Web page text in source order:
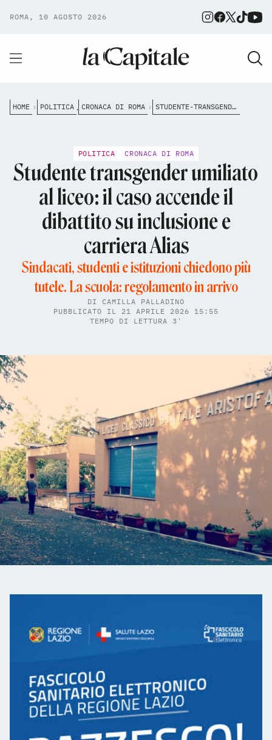
ROMA, 10 AGOSTO 2026
HOME POLITICA , CRONACA DI ROMA STUDENTE-TRANSGENDER-UMILIATO-AL-LICEO-IL-CASO-ACCENDE-IL-DIBATTITO-SU-INCLUSIONE-E-CARRIERA-ALIAS
POLITICA CRONACA DI ROMA
Studente transgender umiliato
al liceo: il caso accende il
dibattito su inclusione e
carriera Alias
Sindacati, studenti e istituzioni chiedono più
tutele. La scuola: regolamento in arrivo
DI CAMILLA PALLADINO
PUBBLICATO IL 21 APRILE 2026 15:55
TEMPO DI LETTURA 3'